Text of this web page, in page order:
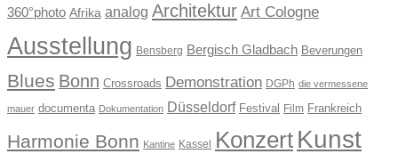
360°photo Afrika analog Architektur Art Cologne
Ausstellung Bensberg Bergisch Gladbach Beverungen
Blues Bonn Crossroads Demonstration DGPh die vermessene
mauer documenta Dokumentation Düsseldorf Festival Film Frankreich
Harmonie Bonn Kantine Kassel Konzert Kunst